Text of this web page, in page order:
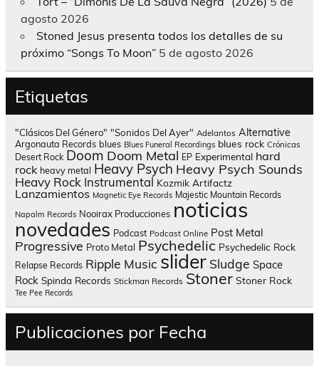
agosto 2026
Stoned Jesus presenta todos los detalles de su
próximo “Songs To Moon” 5 de agosto 2026
Etiquetas
"Clásicos Del Género" "Sonidos Del Ayer" Adelantos Alternative
Argonauta Records blues Blues Funeral Recordings blues rock Crónicas
Desert Rock Doom Doom Metal EP Experimental hard
rock heavy metal Heavy Psych Heavy Psych Sounds
Heavy Rock Instrumental Kozmik Artifactz
Lanzamientos Magnetic Eye Records Majestic Mountain Records
Napalm Records Nooirax Producciones noticias
novedades Podcast Podcast Online Post Metal
Progressive Proto Metal Psychedelic Psychedelic Rock
Relapse Records Ripple Music slider Sludge Space
Rock Spinda Records Stickman Records Stoner Stoner Rock
Tee Pee Records
Publicaciones por Fecha